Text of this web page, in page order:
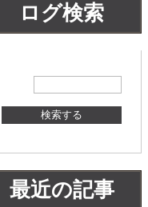
ログ検索
最近の記事